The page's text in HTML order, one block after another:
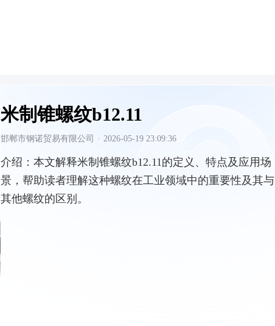
米制锥螺纹b12.11
邯郸市钢诺贸易有限公司 · 2026-05-19 23:09:36
介绍： 本文解释米制锥螺纹b12.11的定义、特点及应用场
景，帮助读者理解这种螺纹在工业领域中的重要性及其与
其他螺纹的区别。